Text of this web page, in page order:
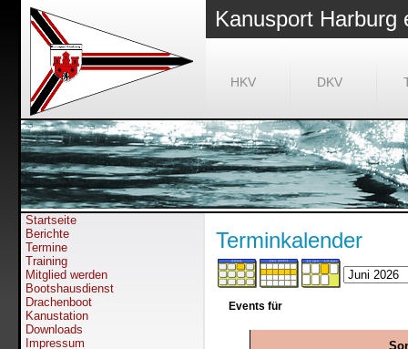
Kanusport Harburg
HKV DKV
Startseite
Berichte
Termine
Training
Mitglied werden
Bootshausdienst
Drachenboot
Kanustation
Downloads
Impressum
Terminkalender
Events für